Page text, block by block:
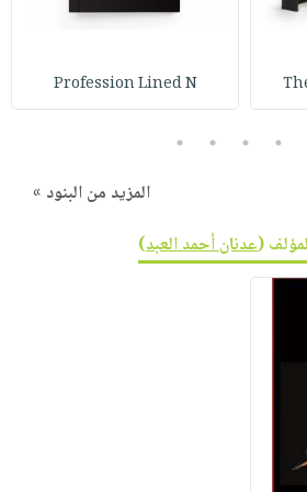
Profession Lined N
2
3
4
5
المزيد من البنود »
(عدنان أحمد العبد)